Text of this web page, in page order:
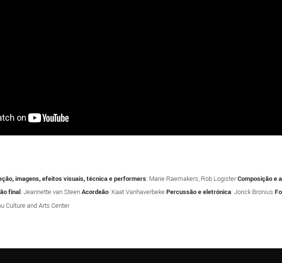
imagens, efeitos visuais, técnica e performers: Marie Raemakers, Rob LogisterComposição e
final: Jeannette van SteenAcordeão: Kaat VanhaverbekePercussão e eletrónica: Jorick Bronius
Culture and Arts Center